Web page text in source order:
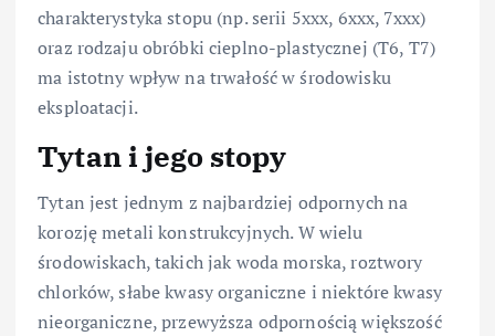
charakterystyka stopu (np. serii 5xxx, 6xxx, 7xxx)
oraz rodzaju obróbki cieplno-plastycznej (T6, T7)
ma istotny wpływ na trwałość w środowisku
eksploatacji.
Tytan i jego stopy
Tytan jest jednym z najbardziej odpornych na
korozję metali konstrukcyjnych. W wielu
środowiskach, takich jak woda morska, roztwory
chlorków, słabe kwasy organiczne i niektóre kwasy
nieorganiczne, przewyższa odpornością większość